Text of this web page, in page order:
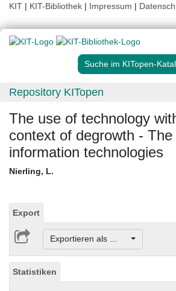
KIT | KIT-Bibliothek | Impressum |
Suche im KITopen-
Repository KITopen
The use of technology
context of degrowth -
information technologies
Nierling, L.
Export
Exportieren als ...
Statistiken